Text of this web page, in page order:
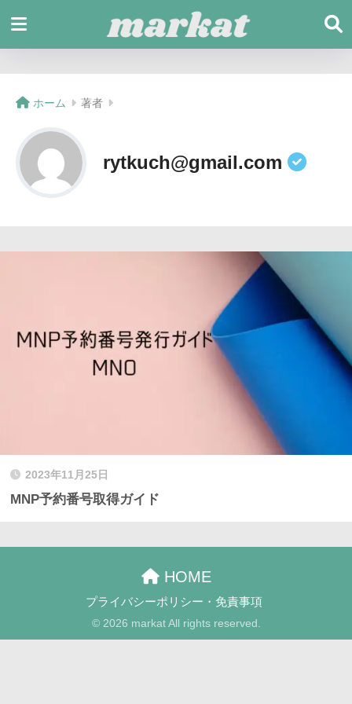
ホーム 著者
rytkuch@gmail.com
2023年11月25日
MNP予約番号取得ガイド
HOME
プライバシーポリシー・免責事項
© 2026 markat All rights reserved.